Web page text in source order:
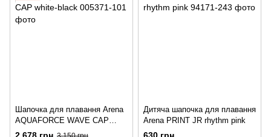
Шапочка для плавання Arena
AQUAFORCE WAVE CAP
white-black
Дитяча шапочка для плавання
Arena PRINT JR rhythm pink